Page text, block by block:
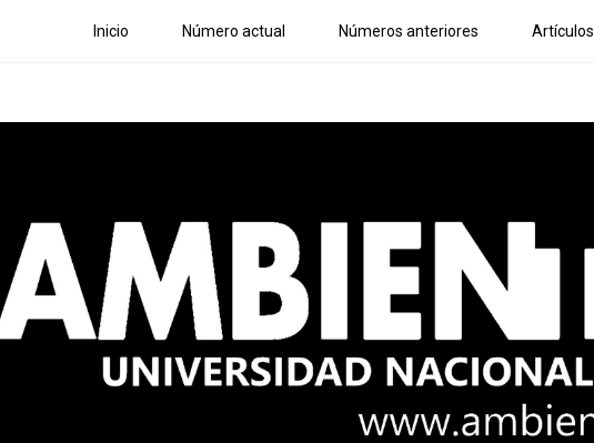
Inicio Número actual Números anteriores Artículos